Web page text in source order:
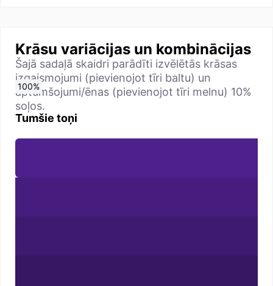
Krāsu variācijas un kombinācijas
Šajā sadaļā skaidri parādīti izvēlētās krāsas
izgaismojumi (pievienojot tīri baltu) un
aptumšojumi/ēnas (pievienojot tīri melnu) 10%
soļos.
Tumšie toņi
0%
10%
20%
30%
40%
50%
60%
70%
80%
90%
100%